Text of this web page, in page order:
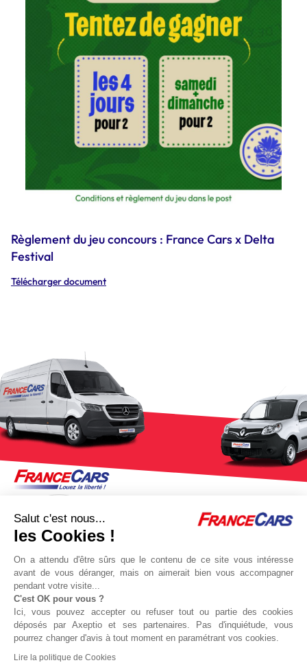
Salut c'est nous...
les Cookies !
On a attendu d'être sûrs que le contenu de ce site vous intéresse
avant de vous déranger, mais on aimerait bien vous accompagner
pendant votre visite...
C'est OK pour vous ?
Ici, vous pouvez accepter ou refuser tout ou partie des cookies
déposés par Axeptio et ses partenaires. Pas d'inquiétude, vous
pourrez changer d'avis à tout moment en paramétrant vos cookies.
Lire la politique de Cookies
Règlement du jeu concours : France Cars x Delta
Festival
Télécharger document
Jeu concours Delta
Qui sommes nous ?
Partenaires
Actualités
Recrutement
Nous contacter